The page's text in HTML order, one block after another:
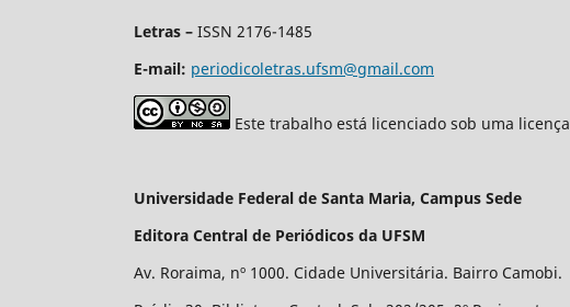
Letras – ISSN 2176-1485
E-mail: periodicoletras.ufsm@gmail.com
Este trabalho está licenciado sob uma licença
Universidade Federal de Santa Maria, Campus Sede
Editora Central de Periódicos da UFSM
Av. Roraima, nº 1000. Cidade Universitária. Bairro Camobi.